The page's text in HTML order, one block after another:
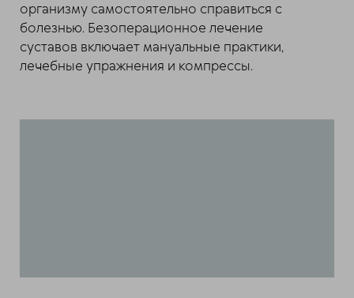
организму самостоятельно справиться с
болезнью. Безоперационное лечение
суставов включает мануальные практики,
лечебные упражнения и компрессы.